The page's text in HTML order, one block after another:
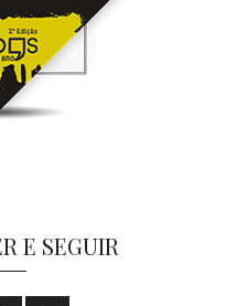
E SEGUIR